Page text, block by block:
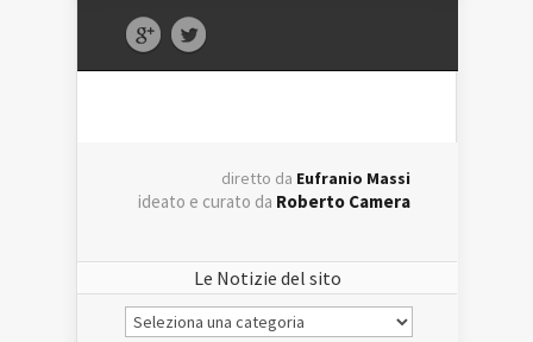
diretto da Eufranio Massi
ideato e curato da Roberto Camera
Le Notizie del sito
Le
Notizie